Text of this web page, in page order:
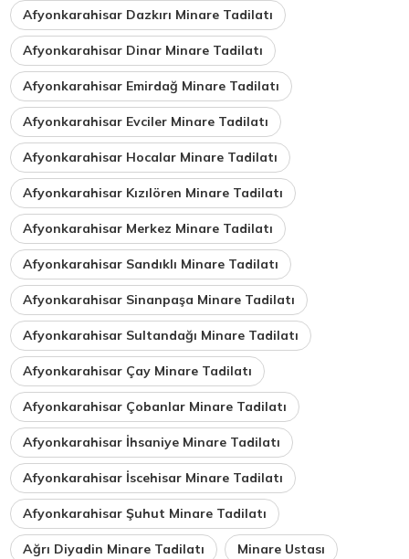
Afyonkarahisar Dazkırı Minare Tadilatı
Afyonkarahisar Dinar Minare Tadilatı
Afyonkarahisar Emirdağ Minare Tadilatı
Afyonkarahisar Evciler Minare Tadilatı
Afyonkarahisar Hocalar Minare Tadilatı
Afyonkarahisar Kızılören Minare Tadilatı
Afyonkarahisar Merkez Minare Tadilatı
Afyonkarahisar Sandıklı Minare Tadilatı
Afyonkarahisar Sinanpaşa Minare Tadilatı
Afyonkarahisar Sultandağı Minare Tadilatı
Afyonkarahisar Çay Minare Tadilatı
Afyonkarahisar Çobanlar Minare Tadilatı
Afyonkarahisar İhsaniye Minare Tadilatı
Afyonkarahisar İscehisar Minare Tadilatı
Afyonkarahisar Şuhut Minare Tadilatı
Ağrı Diyadin Minare Tadilatı Minare Ustası